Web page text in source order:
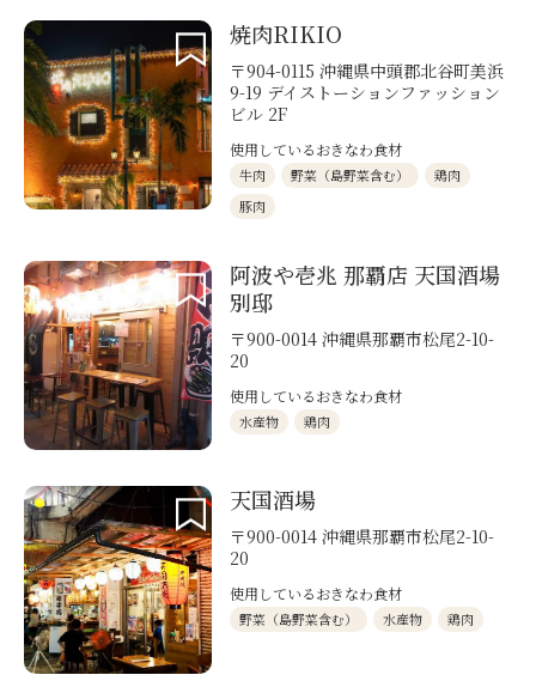
焼肉RIKIO
〒904-0115 沖縄県中頭郡北谷町美浜
9-19 デイストーションファッション
ビル 2F
使用しているおきなわ食材
牛肉 野菜（島野菜含む）
鶏肉
豚肉
阿波や壱兆 那覇店 天国酒場
別邸
〒900-0014 沖縄県那覇市松尾2-10-
20
使用しているおきなわ食材
水産物 鶏肉
天国酒場
〒900-0014 沖縄県那覇市松尾2-10-
20
使用しているおきなわ食材
野菜（島野菜含む） 水産物 鶏肉